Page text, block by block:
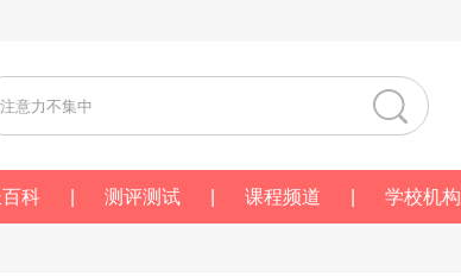
科 测评测试 课程频道 学校机构